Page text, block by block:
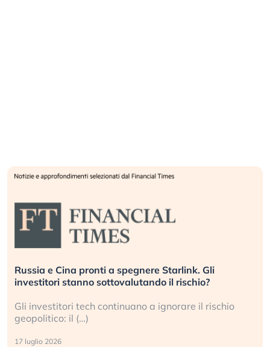
Russia e Cina pronti a spegnere Starlink. Gli
investitori stanno sottovalutando il rischio?
Gli investitori tech continuano a ignorare il rischio
geopolitico: il (…)
17 luglio 2026